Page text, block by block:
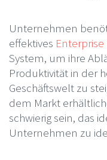
Unternehmen
effektives
System, um ihre
Produktivität in der
Geschäftswelt zu
dem Markt
schwierig sein, das
Unternehmen zu